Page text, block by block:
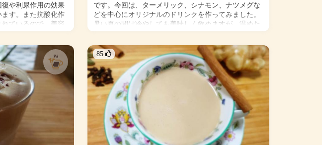
や利尿作用の効果
す。また抗酸化作
ているので、美容
レモンを加えた爽
）
です。今回は、ターメリック、シナモン、ナツメグな
どを中心にオリジナルのドリンクを作ってみました。
暑い夏の間は冷やしても美味しく飲めますが、温めた
らエアコンなどでちょっと冷えた体には最適。いろい
いね。
＜材料＞
・ターメリック 小さじ 1/2
・シナモン 小さじ 1/2
・ナツメグ 小さじ1/4
・カイエンペッパー 少々
・胡椒 少々
・生姜 1片
・レモン果汁 小さじ２
85 